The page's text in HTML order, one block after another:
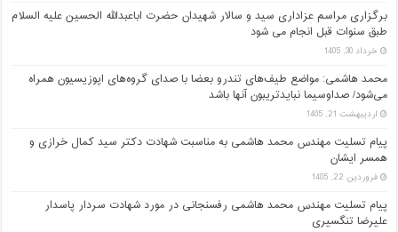
برگزاری مراسم عزاداری سید و سالار شهیدان حضرت اباعبدالله الحسین علیه السلام
طبق سنوات قبل انجام می شود
خرداد 30, 1405
محمد هاشمی: مواضع طیف‌های تندرو بعضا با صدای گروه‌های اپوزیسیون همراه
می‌شود/ صداوسیما نبایدتریبون آنها باشد
اردیبهشت 21, 1405
پیام تسلیت مهندس محمد هاشمی به مناسبت شهادت دکتر سید کمال خرازی و
همسر ایشان
فروردین 22, 1405
پیام تسلیت مهندس محمد هاشمی رفسنجانی در مورد شهادت سردار پاسدار
علیرضا تنگسیری